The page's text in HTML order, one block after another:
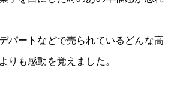
パートなどで売られているどんな高
りも感動を覚えました。